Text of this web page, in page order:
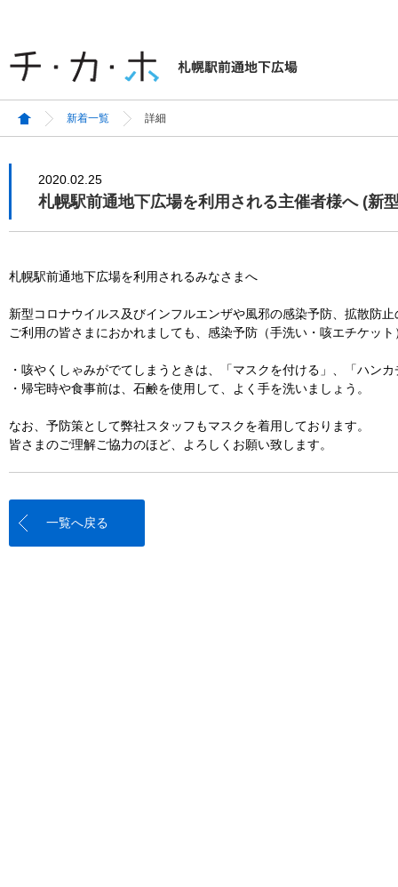
新着一覧 詳細
2020.02.25
札幌駅前通地下広場を利用される主催者様へ (新
札幌駅前通地下広場を利用されるみなさまへ
新型コロナウイルス及びインフルエンザや風邪の感染予防、拡散防
ご利用の皆さまにおかれましても、感染予防（手洗い・咳エチケッ
・咳やくしゃみがでてしまうときは、「マスクを付ける」、「ハン
・帰宅時や食事前は、石鹸を使用して、よく手を洗いましょう。
なお、予防策として弊社スタッフもマスクを着用しております。
皆さまのご理解ご協力のほど、よろしくお願い致します。
一覧へ戻る